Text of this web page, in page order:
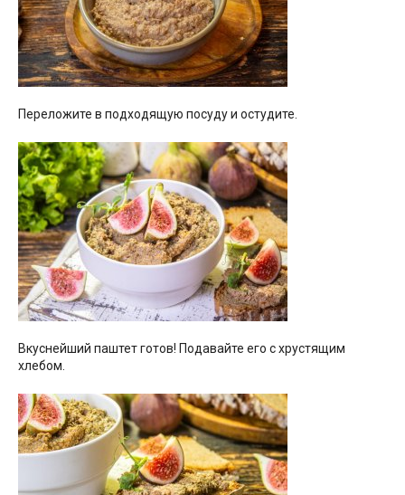
Переложите в подходящую посуду и остудите.
Вкуснейший паштет готов! Подавайте его с хрустящим
хлебом.